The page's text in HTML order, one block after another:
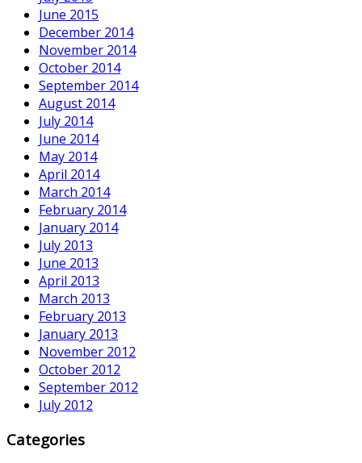
June 2015
December 2014
November 2014
October 2014
September 2014
August 2014
July 2014
June 2014
May 2014
April 2014
March 2014
February 2014
January 2014
July 2013
June 2013
April 2013
March 2013
February 2013
January 2013
November 2012
October 2012
September 2012
July 2012
Categories